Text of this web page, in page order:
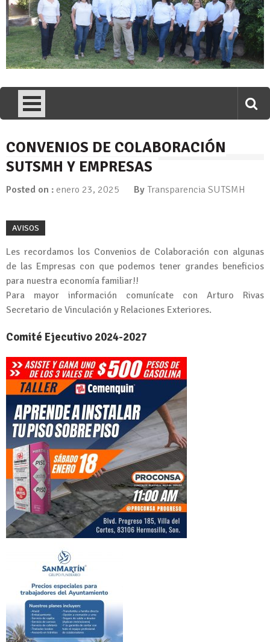
CONVENIOS DE COLABORACIÓN
SUTSMH Y EMPRESAS
Posted on : enero 23, 2025 By Transparencia SUTSMH
AVISOS
Les recordamos los Convenios de Colaboración con algunas
de las Empresas con que podemos tener grandes beneficios
para nuestra economía familiar!!
Para mayor información comunícate con Arturo Rivas
Secretario de Vinculación y Relaciones Exteriores.
Comité Ejecutivo 2024-2027